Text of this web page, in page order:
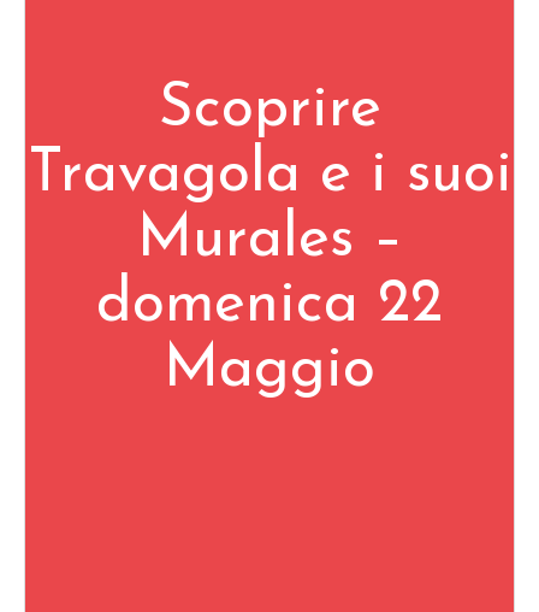
Scoprire
Travagola e i suoi
Murales –
domenica 22
Maggio